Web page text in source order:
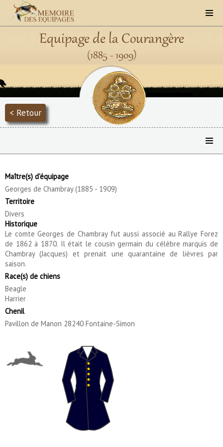
Equipage de la Courangère
(1885 - 1909)
< Retour
Maître(s) d'équipage
Georges de Chambray (1885 - 1909)
Territoire
Divers
Historique
Le comte Georges de Chambray fut aussi associé au Rallye Forez
de 1862 à 1870. Il était le cousin germain du célèbre marquis de
Chambray (Jacques) et prenait une quarantaine de lièvres par
saison.
Race(s) de chiens
Beagle
Harrier
Chenil
Pavillon de Manon 28240 Fontaine-Simon